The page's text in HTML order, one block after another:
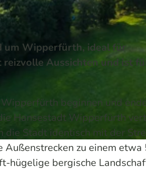
um Wipperfürth, ideal für
reizvolle Aussichten und ist
beginnen und
Hansestadt Wipperfürth
die Stadt identisch mit der
Außenstrecken zu einem etwa
hügelige bergische